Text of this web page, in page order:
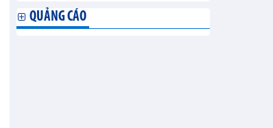
QUẢNG CÁO